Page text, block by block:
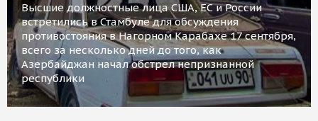
Высшие должностные лица США, ЕС и России
встретились в Стамбуле для обсуждения
противостояния в Нагорном Карабахе 17 сентября,
всего за несколько дней до того, как
Азербайджан начал обстрел непризнанной
республики